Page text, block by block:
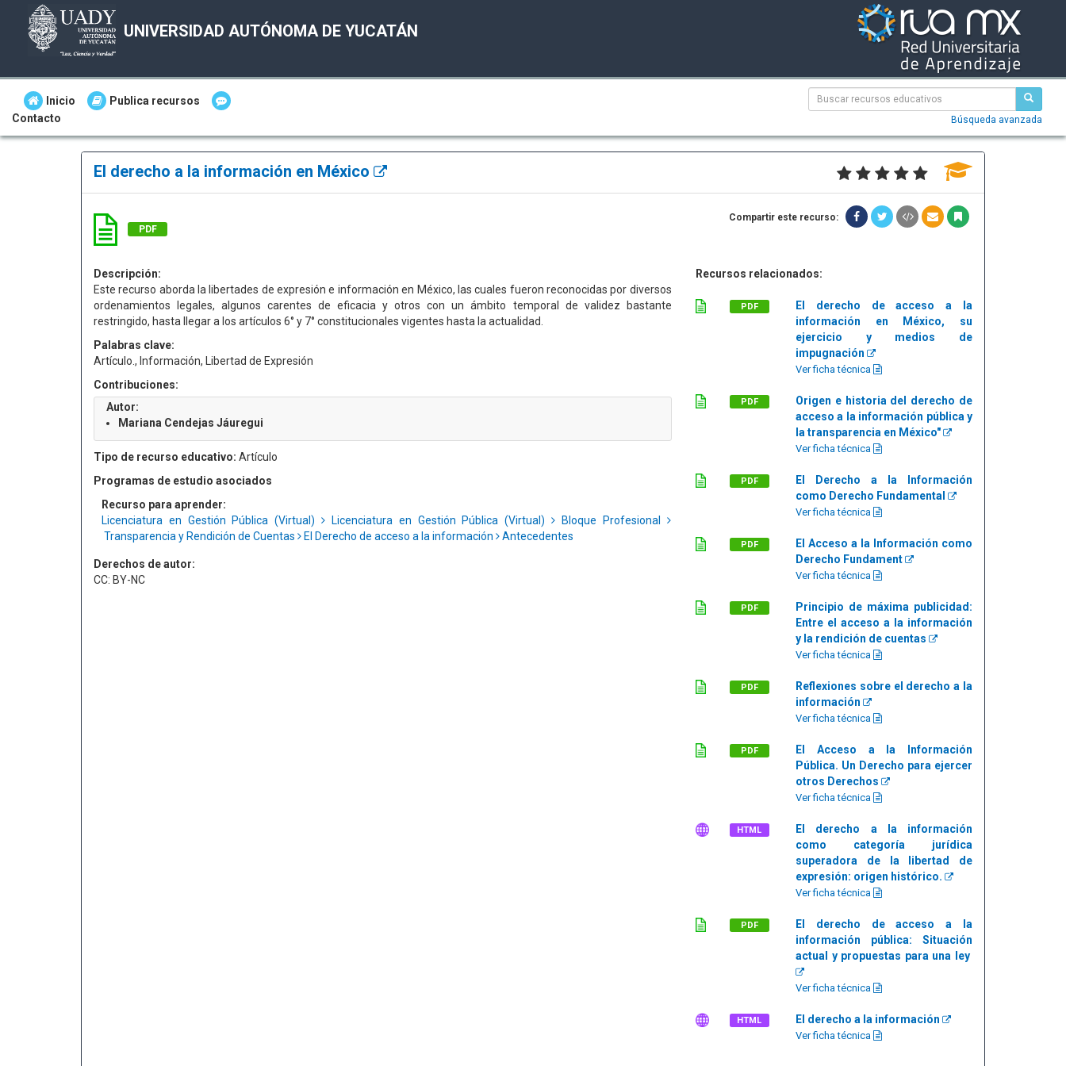
UNIVERSIDAD AUTÓNOMA DE YUCATÁN
Inicio
Publica recursos
Contacto
Búsqueda avanzada
El derecho a la información en México
PDF
Compartir este recurso:
Descripción:
Este recurso aborda la libertades de expresión e información en México, las cuales fueron reconocidas por diversos
ordenamientos legales, algunos carentes de eficacia y otros con un ámbito temporal de validez bastante
restringido, hasta llegar a los artículos 6° y 7° constitucionales vigentes hasta la actualidad.
Palabras clave:
Artículo., Información, Libertad de Expresión
Contribuciones:
Autor:
Mariana Cendejas Jáuregui
Tipo de recurso educativo: Artículo
Programas de estudio asociados
Recurso para aprender:
Licenciatura en Gestión Pública (Virtual)
Licenciatura en Gestión Pública (Virtual)
Bloque Profesional
Transparencia y Rendición de Cuentas
El Derecho de acceso a la información Antecedentes
Derechos de autor:
CC: BY-NC
Recursos relacionados:
PDF
El derecho de acceso a la
información en México, su
ejercicio y medios de
impugnación
Ver ficha técnica
PDF
Origen e historia del derecho de
acceso a la información pública y
la transparencia en México"
Ver ficha técnica
PDF
El Derecho a la Información
como Derecho Fundamental
Ver ficha técnica
PDF
El Acceso a la Información como
Derecho Fundament
Ver ficha técnica
PDF
Principio de máxima publicidad:
Entre el acceso a la información
y la rendición de cuentas
Ver ficha técnica
PDF
Reflexiones sobre el derecho a la
información
Ver ficha técnica
PDF
El Acceso a la Información
Pública. Un Derecho para ejercer
otros Derechos
Ver ficha técnica
HTML
El derecho a la información
como categoría jurídica
superadora de la libertad de
expresión: origen histórico.
Ver ficha técnica
PDF
El derecho de acceso a la
información pública: Situación
actual y propuestas para una ley
Ver ficha técnica
HTML El derecho a la información
Ver ficha técnica